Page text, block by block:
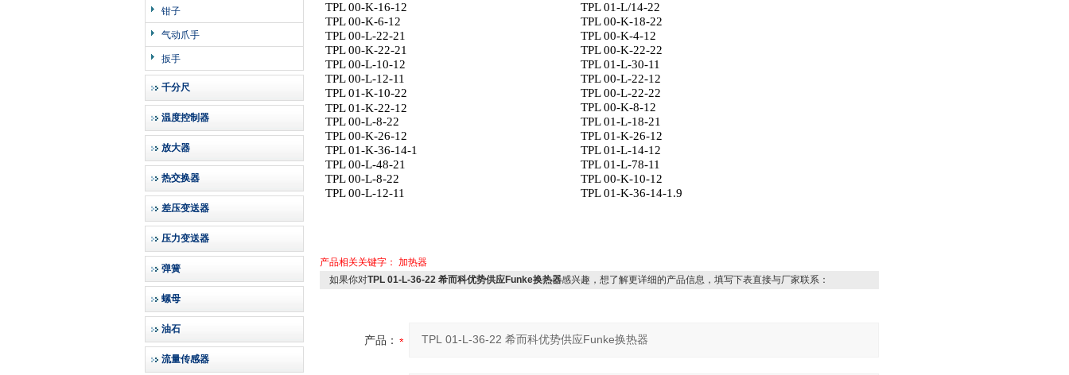
钳子
气动爪手
扳手
千分尺
温度控制器
放大器
热交换器
差压变送器
压力变送器
弹簧
螺母
油石
流量传感器
TPL 00-K-16-12
TPL 01-L/14-22
TPL 00-K-6-12
TPL 00-K-18-22
TPL 00-L-22-21
TPL 00-K-4-12
TPL 00-K-22-21
TPL 00-K-22-22
TPL 00-L-10-12
TPL 01-L-30-11
TPL 00-L-12-11
TPL 00-L-22-12
TPL 01-K-10-22
TPL 00-L-22-22
TPL 01-K-22-12
TPL 00-K-8-12
TPL 00-L-8-22
TPL 01-L-18-21
TPL 00-K-26-12
TPL 01-K-26-12
TPL 01-K-36-14-1
TPL 01-L-14-12
TPL 00-L-48-21
TPL 01-L-78-11
TPL 00-L-8-22
TPL 00-K-10-12
TPL 00-L-12-11
TPL 01-K-36-14-1.9
产品相关关键字： 加热器
如果你对TPL 01-L-36-22 希而科优势供应Funke换热器感兴趣，想了解更详细的产品信息，填写下表直接与厂家联系：
产品：